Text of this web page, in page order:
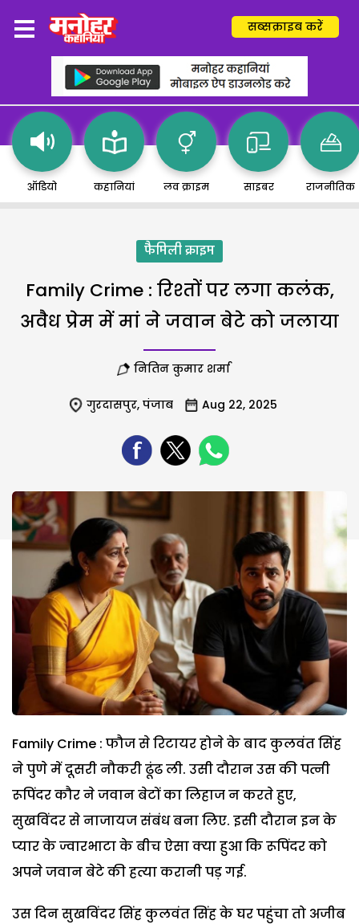
सब्सक्राइब करें
ऑडियो कहानियां लव क्राइम साइबर राजनीतिक
फैमिली क्राइम
Family Crime : रिश्तों पर लगा कलंक,
अवैध प्रेम में मां ने जवान बेटे को जलाया
नितिन कुमार शर्मा
गुरदासपुर, पंजाब Aug 22, 2025
Family Crime : फौज से रिटायर होने के बाद कुलवंत सिंह
ने पुणे में दूसरी नौकरी ढूंढ ली. उसी दौरान उस की पत्नी
रूपिंदर कौर ने जवान बेटों का लिहाज न करते हुए,
सुखविंदर से नाजायज संबंध बना लिए. इसी दौरान इन के
प्यार के ज्वारभाटा के बीच ऐसा क्या हुआ कि रूपिंदर को
अपने जवान बेटे की हत्या करानी पड़ गई.
उस दिन सुखविंदर सिंह कुलवंत सिंह के घर पहुंचा तो अजीब